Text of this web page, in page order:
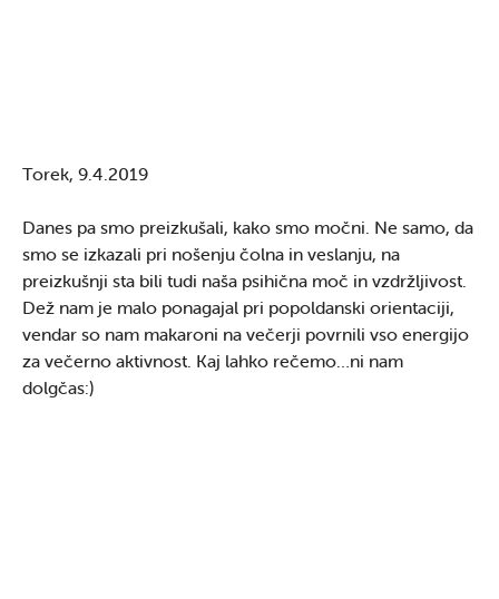
Torek, 9.4.2019
Danes pa smo preizkušali, kako smo močni. Ne samo, da
smo se izkazali pri nošenju čolna in veslanju, na
preizkušnji sta bili tudi naša psihična moč in vzdržljivost.
Dež nam je malo ponagajal pri popoldanski orientaciji,
vendar so nam makaroni na večerji povrnili vso energijo
za večerno aktivnost. Kaj lahko rečemo…ni nam
dolgčas:)